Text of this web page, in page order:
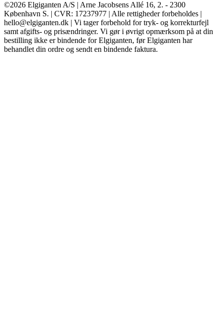
©2026 Elgiganten A/S | Arne Jacobsens Allé 16, 2. - 2300
København S. | CVR: 17237977 | Alle rettigheder forbeholdes |
hello@elgiganten.dk | Vi tager forbehold for tryk- og korrekturfejl
samt afgifts- og prisændringer. Vi gør i øvrigt opmærksom på at din
bestilling ikke er bindende for Elgiganten, før Elgiganten har
behandlet din ordre og sendt en bindende faktura.